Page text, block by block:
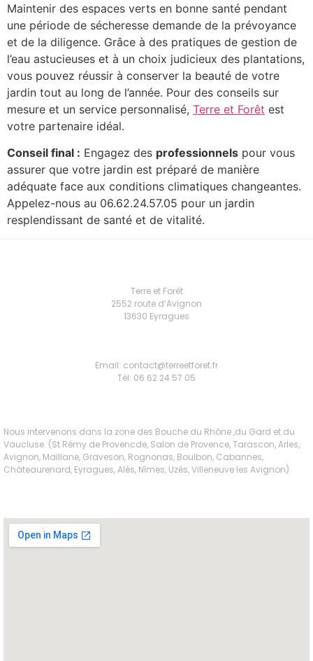
Maintenir des espaces verts en bonne santé pendant
une période de sécheresse demande de la prévoyance
et de la diligence. Grâce à des pratiques de gestion de
l’eau astucieuses et à un choix judicieux des plantations,
vous pouvez réussir à conserver la beauté de votre
jardin tout au long de l’année. Pour des conseils sur
mesure et un service personnalisé, Terre et Forêt est
votre partenaire idéal.
Conseil final : Engagez des professionnels pour vous
assurer que votre jardin est préparé de manière
adéquate face aux conditions climatiques changeantes.
Appelez-nous au 06.62.24.57.05 pour un jardin
resplendissant de santé et de vitalité.
Terre et Forêt
2552 route d’Avignon
13630 Eyragues
Email: contact@terreetforet.fr
Tél: 06 62 24 57 05
Nous intervenons dans la zone des Bouche du Rhône ,du Gard et du
Vaucluse. (St Rémy de Provencde, Salon de Provence, Tarascon, Arles,
Avignon, Maillane, Graveson, Rognonas, Boulbon, Cabannes,
Châteaurenard, Eyragues, Alès, Nîmes, Uzès, Villeneuve les Avignon)